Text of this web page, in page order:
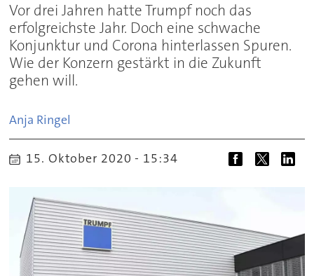
Vor drei Jahren hatte Trumpf noch das
erfolgreichste Jahr. Doch eine schwache
Konjunktur und Corona hinterlassen Spuren.
Wie der Konzern gestärkt in die Zukunft
gehen will.
Anja Ringel
15. Oktober 2020 - 15:34